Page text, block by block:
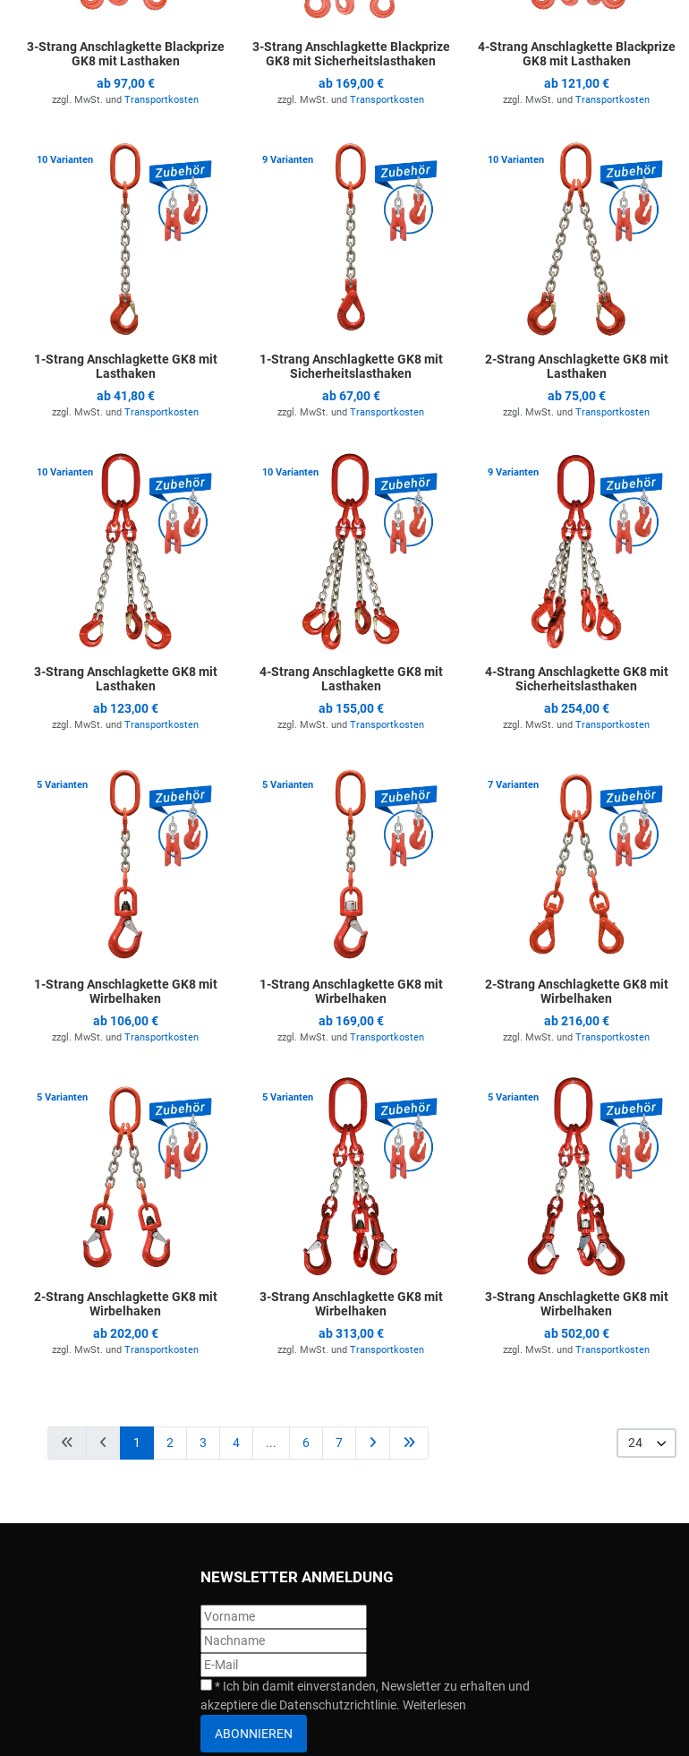
3-Strang Anschlagkette Blackprize
GK8 mit Lasthaken
ab97,00 €
zzgl. MwSt. und Transportkosten
3-Strang Anschlagkette Blackprize
GK8 mit Sicherheitslasthaken
ab 169,00 €
zzgl. MwSt. und Transportkosten
4-Strang Anschlagkette Blackprize
GK8 mit Lasthaken
ab 121,00 €
zzgl. MwSt. und Transportkosten
Zur Merkliste hinzufügen
10 Varianten Zur Merkliste hinzufügen
1-Strang Anschlagkette GK8 mit
Lasthaken
ab41,80 €
zzgl. MwSt. und Transportkosten
9 Varianten Zur Merkliste hinzufügen
1-Strang Anschlagkette GK8 mit
Sicherheitslasthaken
ab67,00 €
zzgl. MwSt. und Transportkosten
10 Varianten
2-Strang Anschlagkette GK8 mit
Lasthaken
ab75,00 €
zzgl. MwSt. und Transportkosten
Zur Merkliste hinzufügen
10 Varianten Zur Merkliste hinzufügen
3-Strang Anschlagkette GK8 mit
Lasthaken
ab 123,00 €
zzgl. MwSt. und Transportkosten
10 Varianten Zur Merkliste hinzufügen
4-Strang Anschlagkette GK8 mit
Lasthaken
ab 155,00 €
zzgl. MwSt. und Transportkosten
9 Varianten
4-Strang Anschlagkette GK8 mit
Sicherheitslasthaken
ab254,00 €
zzgl. MwSt. und Transportkosten
Zur Merkliste hinzufügen
5 Varianten Zur Merkliste hinzufügen
1-Strang Anschlagkette GK8 mit
Wirbelhaken
ab 106,00 €
zzgl. MwSt. und Transportkosten
5 Varianten Zur Merkliste hinzufügen
1-Strang Anschlagkette GK8 mit
Wirbelhaken
ab 169,00 €
zzgl. MwSt. und Transportkosten
7 Varianten
2-Strang Anschlagkette GK8 mit
Wirbelhaken
ab216,00 €
zzgl. MwSt. und Transportkosten
Zur Merkliste hinzufügen
5 Varianten Zur Merkliste hinzufügen
2-Strang Anschlagkette GK8 mit
Wirbelhaken
ab202,00 €
zzgl. MwSt. und Transportkosten
5 Varianten Zur Merkliste hinzufügen
3-Strang Anschlagkette GK8 mit
Wirbelhaken
ab313,00 €
zzgl. MwSt. und Transportkosten
5 Varianten
3-Strang Anschlagkette GK8 mit
Wirbelhaken
ab502,00 €
zzgl. MwSt. und Transportkosten
1 2 3 4 ... 6 7 24
NEWSLETTER ANMELDUNG
* Ich bin damit einverstanden, Newsletter zu erhalten und
akzeptiere die Datenschutzrichtlinie. Weiterlesen
ABONNIEREN